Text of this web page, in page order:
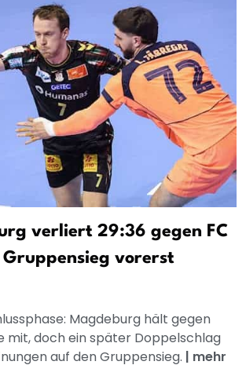
verliert 29:36 gegen FC
Gruppensieg vorerst
Magdeburg hält gegen
mit, doch ein später Doppelschlag
auf den Gruppensieg. | mehr